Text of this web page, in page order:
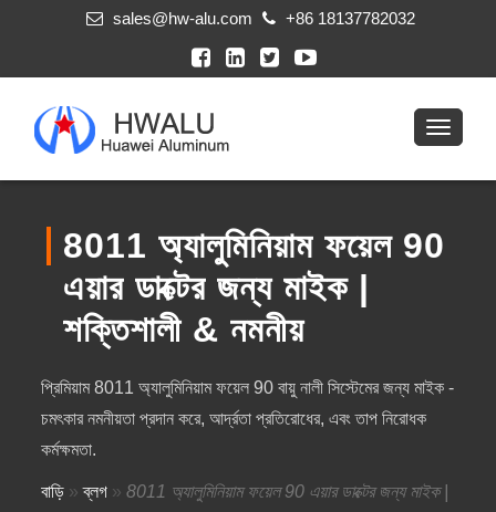
sales@hw-alu.com +86 18137782032
8011 অ্যালুমিনিয়াম ফয়েল 90
এয়ার ডাক্টের জন্য মাইক |
শক্তিশালী & নমনীয়
প্রিমিয়াম 8011 অ্যালুমিনিয়াম ফয়েল 90 বায়ু নালী সিস্টেমের জন্য মাইক -
চমৎকার নমনীয়তা প্রদান করে, আর্দ্রতা প্রতিরোধের, এবং তাপ নিরোধক
কর্মক্ষমতা.
বাড়ি »ব্লগ »8011 অ্যালুমিনিয়াম ফয়েল 90 এয়ার ডাক্টের জন্য মাইক |